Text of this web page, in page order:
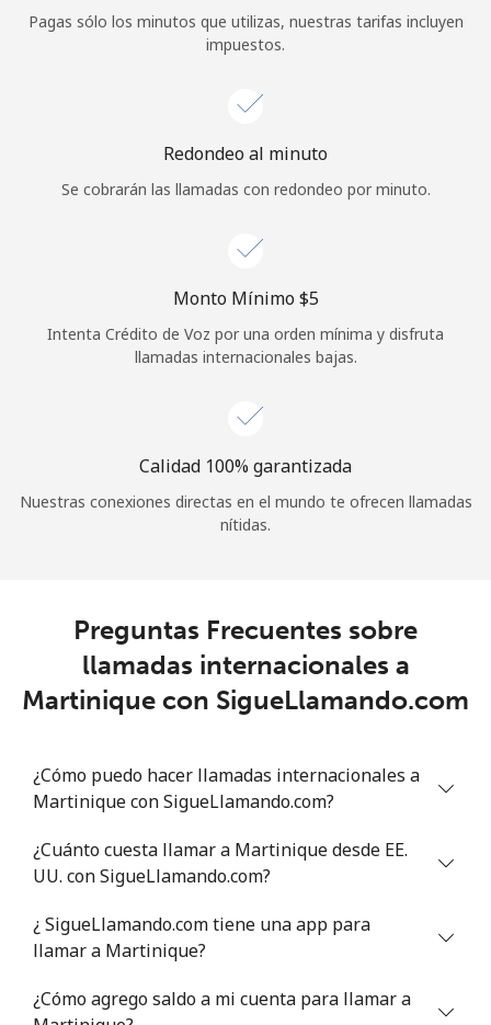
Continuar con
Pagas sólo los minutos que utilizas, nuestras tarifas incluyen
impuestos.
Redondeo al minuto
Se cobrarán las llamadas con redondeo por minuto.
Monto Mínimo ⁦$5⁩
Intenta Crédito de Voz por una orden mínima y disfruta
llamadas internacionales bajas.
Calidad 100% garantizada
Nuestras conexiones directas en el mundo te ofrecen llamadas
nítidas.
Preguntas Frecuentes sobre
llamadas internacionales a
Martinique con SigueLlamando.com
¿Cómo puedo hacer llamadas internacionales a
Martinique con SigueLlamando.com?
¿Cuánto cuesta llamar a Martinique desde EE.
UU. con SigueLlamando.com?
¿ SigueLlamando.com tiene una app para
llamar a Martinique?
¿Cómo agrego saldo a mi cuenta para llamar a